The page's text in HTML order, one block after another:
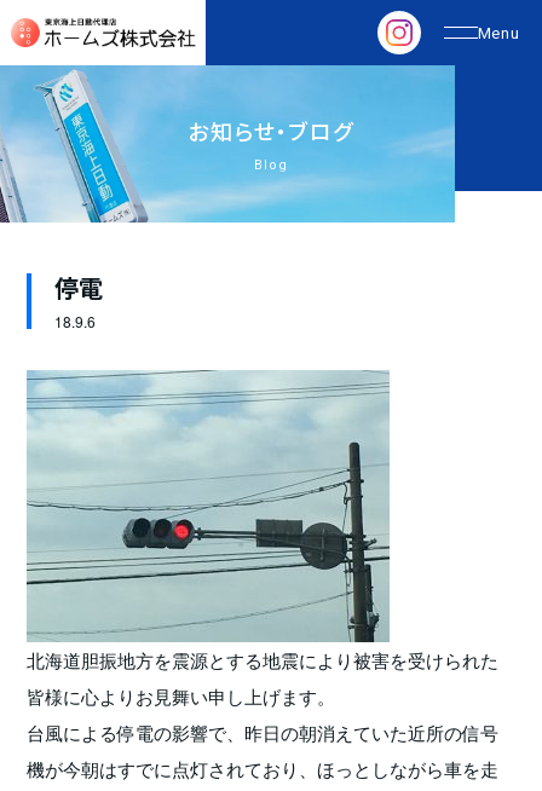
お知らせ・ブログ
Blog
停電
18.9.6
北海道胆振地方を震源とする地震により被害を受けられた
皆様に心よりお見舞い申し上げます。
台風による停電の影響で、昨日の朝消えていた近所の信号
機が今朝はすでに点灯されており、ほっとしながら車を走